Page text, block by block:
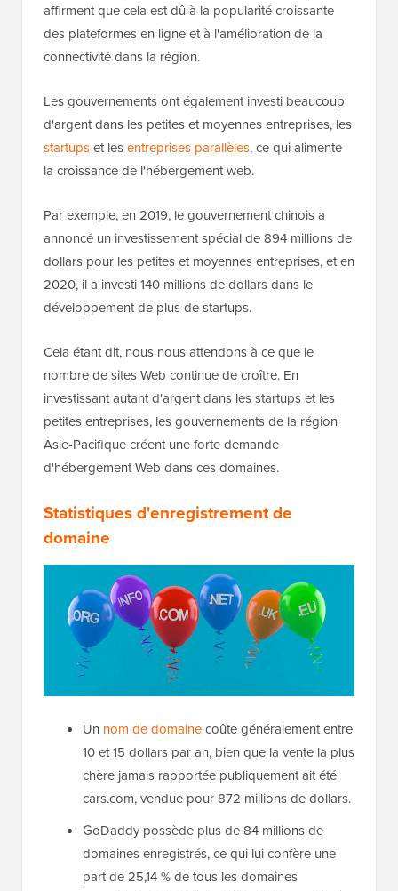
affirment que cela est dû à la popularité croissante
des plateformes en ligne et à l'amélioration de la
connectivité dans la région.
Les gouvernements ont également investi beaucoup
d'argent dans les petites et moyennes entreprises, les
startupset lesentreprises parallèles, ce qui alimente
la croissance de l'hébergement web.
Par exemple, en 2019, le gouvernement chinois a
annoncé un investissement spécial de 894 millions de
dollars pour les petites et moyennes entreprises, et en
2020, il a investi 140 millions de dollars dans le
développement de plus de startups.
Cela étant dit, nous nous attendons à ce que le
nombre de sites Web continue de croître. En
investissant autant d'argent dans les startups et les
petites entreprises, les gouvernements de la région
Asie-Pacifique créent une forte demande
d'hébergement Web dans ces domaines.
Statistiques d'enregistrement de
domaine
Un nom de domainecoûte généralement entre
10 et 15 dollars par an, bien que la vente la plus
chère jamais rapportée publiquement ait été
cars.com, vendue pour 872 millions de dollars.
GoDaddy possède plus de 84 millions de
domaines enregistrés, ce qui lui confère une
part de 25,14 % de tous les domaines